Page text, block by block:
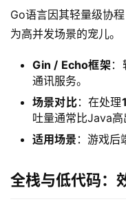
Go语言因其轻量级协
为高并发场景的宠儿。
Gin / Echo框架
通讯服务。
场景对比：在处理
吐量通常比Java高
适用场景 ：游戏后
全栈与低代码：